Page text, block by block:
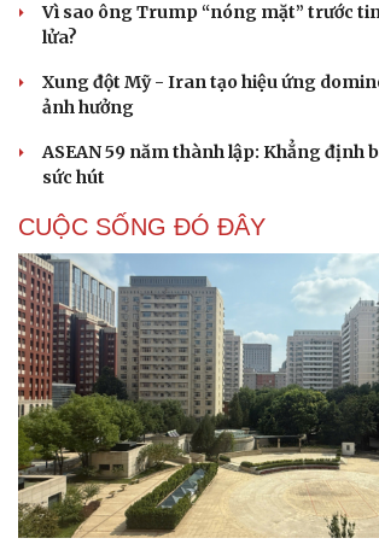
Cải chính
Vì sao ông Trump “nóng mặt” trước
lửa?
Xung đột Mỹ - Iran tạo hiệu ứng
ảnh hưởng
ASEAN 59 năm thành lập: Khẳng định
sức hút
CUỘC SỐNG ĐÓ ĐÂY